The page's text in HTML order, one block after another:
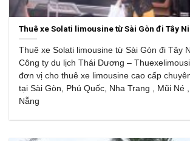
Thuê xe Solati limousine từ Sài Gòn đi Tây
Thuê xe Solati limousine từ Sài Gòn đi Tây
Công ty du lịch Thái Dương –
đơn vị cho thuê xe limousine cao cấp
tại Sài Gòn, Phú Quốc, Nha Trang , Mũi Né
Nẵng